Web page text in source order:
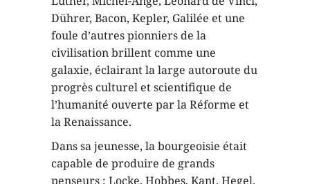
Dührer, Bacon, Kepler, Galilée et une
foule d’autres pionniers de la
civilisation brillent comme une
galaxie, éclairant la large autoroute du
progrès culturel et scientifique de
l’humanité ouverte par la Réforme et
la Renaissance.
Dans sa jeunesse, la bourgeoisie était
capable de produire de grands
penseurs : Locke, Hobbes, Kant, Hegel,